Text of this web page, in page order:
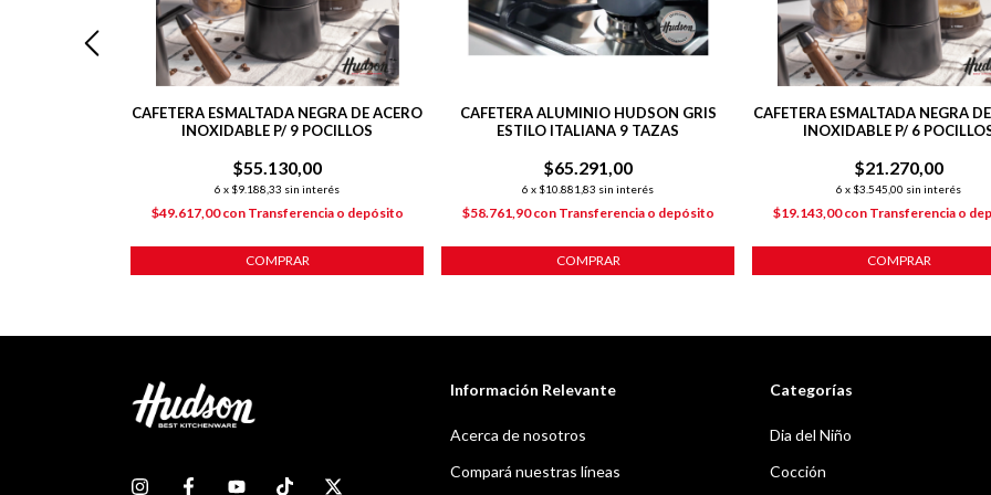
CAFETERA ESMALTADA NEGRA DE ACERO
INOXIDABLE P/ 9 POCILLOS
$55.130,00
6 x $9.188,33 sin interés
$49.617,00con Transferencia o depósito
COMPRAR
CAFETERA ALUMINIO HUDSON GRIS
ESTILO ITALIANA 9 TAZAS
$65.291,00
6 x $10.881,83 sin interés
$58.761,90con Transferencia o depósito
COMPRAR
CAFETERA ESMALTADA NEGRA
INOXIDABLE P/ 6
$21.270,00
6 x $3.545,00 sin interés
$19.143,00con Transferencia o
COMPRAR
Información Relevante
Acerca de nosotros
Compará nuestras líneas
Categorías
Dia del Niño
Cocción